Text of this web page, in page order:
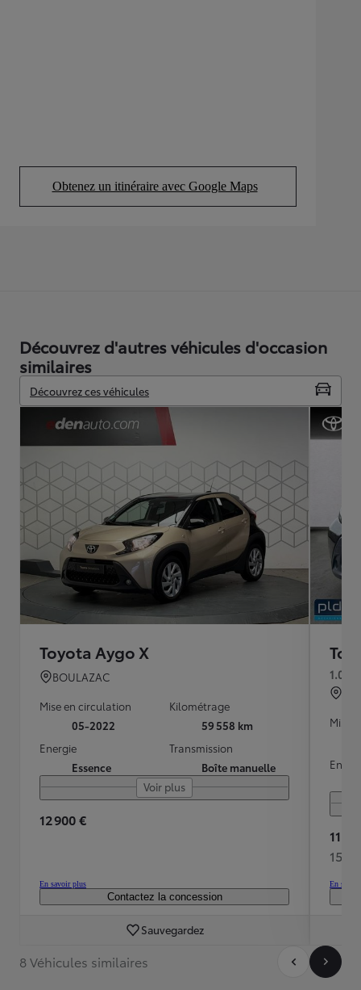
Obtenez un itinéraire avec Google Maps
(Opens in new tab)
Découvrez d'autres véhicules d'occasion
similaires
Découvrez ces véhicules
Toyota Aygo X
BOULAZAC
Mise en circulation
05-2022
Kilométrage
59 558 km
Energie
Essence
Transmission
Boîte manuelle
Voir plus
12 900 €
En savoir plus
Contactez la concession
Sauvegardez
1.0
Mise
11
154
En
8 Véhicules similaires